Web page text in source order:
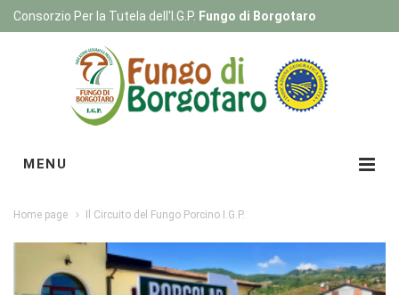
Consorzio Per la Tutela dell'I.G.P. Fungo di Borgotaro
MENU
Home page Il Circuito del Fungo Porcino I.G.P.